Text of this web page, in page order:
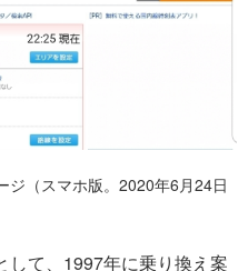
ジ（スマホ版。2020年6月24日
して、1997年に乗り換え案